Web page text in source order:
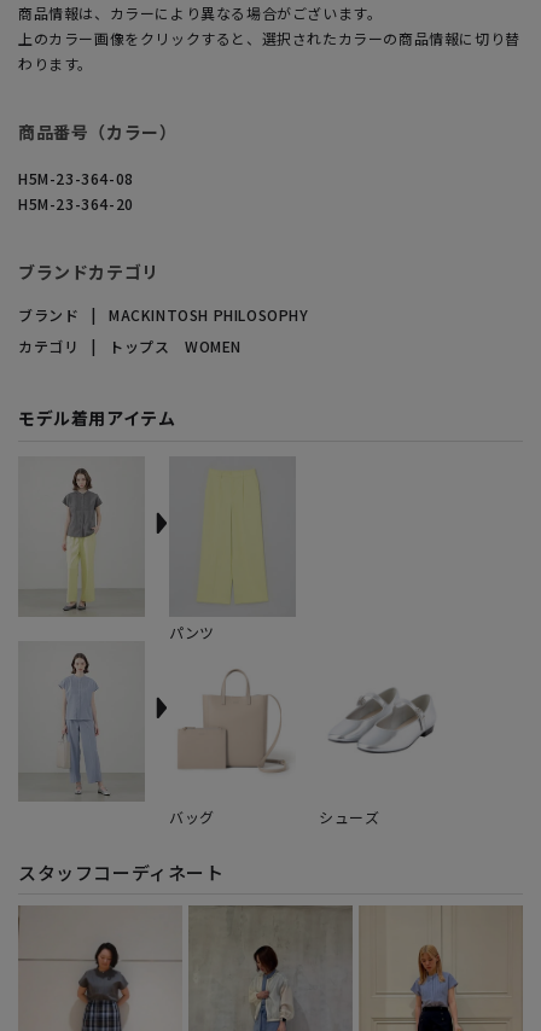
商品情報は、カラーにより異なる場合がございます。
上のカラー画像をクリックすると、選択されたカラーの商品情報に切り替
わります。
商品番号（カラー）
H5M-23-364-08
H5M-23-364-20
ブランドカテゴリ
ブランド
MACKINTOSH PHILOSOPHY
カテゴリ
トップス WOMEN
モデル着用アイテム
パンツ
バッグ シューズ
スタッフコーディネート